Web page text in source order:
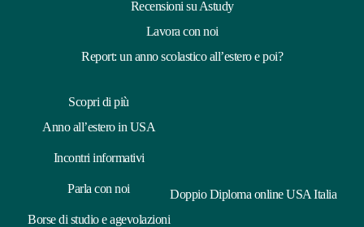
Recensioni su Astudy
Lavora con noi
Report: un anno scolastico all’estero e poi?
Scopri di più
Anno all’estero in USA
Incontri informativi
Parla con noi
Borse di studio e agevolazioni
Doppio Diploma online USA Italia